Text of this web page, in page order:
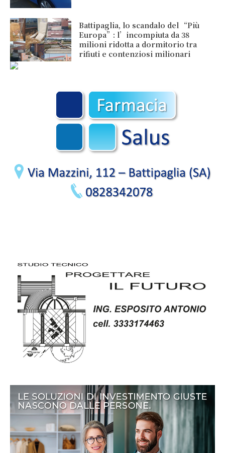
Battipaglia, lo scandalo del “Più
Europa”: l’incompiuta da 38
milioni ridotta a dormitorio tra
rifiuti e contenziosi milionari